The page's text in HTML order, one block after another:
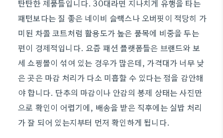
탄탄한 제품들입니다. 30대라면 지나치게 유행을 타는
패턴보다는 질 좋은 네이비 슬랙스나 오버핏이 적당히 가
미된 차콜 코트처럼 활용도가 높은 품목에 비중을 두는
편이 경제적입니다. 요즘 패션 플랫폼들은 브랜드와 보
세 쇼핑몰이 섞여 있는 경우가 많은데, 가격대가 너무 낮
은 곳은 마감 처리가 다소 미흡할 수 있다는 점을 감안해
야 합니다. 단추의 마감이나 안감의 봉제 상태는 사진만
으로 확인이 어렵기에, 배송을 받은 직후에는 실밥 처리
가 잘 되어 있는지부터 먼저 확인하게 됩니다.